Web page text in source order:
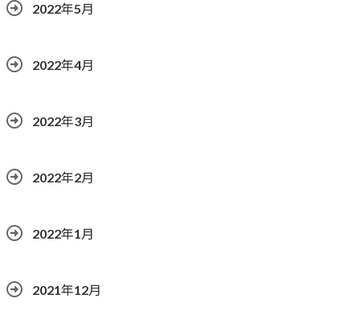
2022年5月
2022年4月
2022年3月
2022年2月
2022年1月
2021年12月